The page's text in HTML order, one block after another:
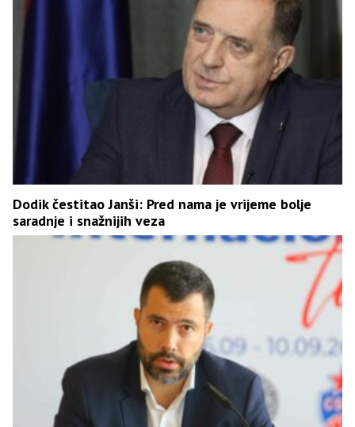
Dodik čestitao Janši: Pred nama je vrijeme bolje
saradnje i snažnijih veza